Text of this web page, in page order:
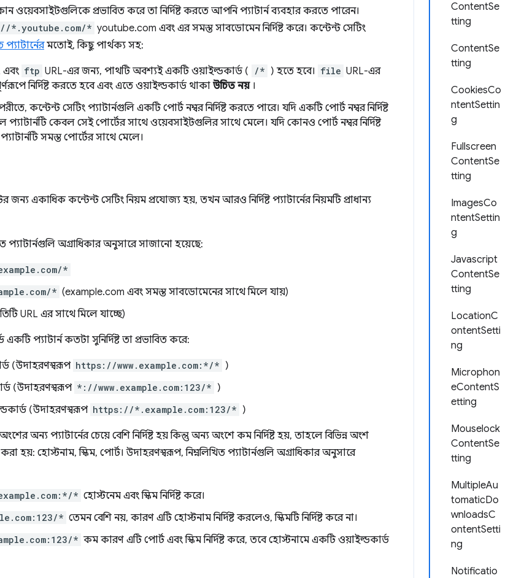
ContentSe
tting
ContentSe
tting
CookiesCo
ntentSettin
g
Fullscreen
ContentSe
tting
ImagesCo
ntentSettin
g
Javascript
ContentSe
tting
LocationC
ontentSetti
ng
Microphon
eContentS
etting
Mouselock
ContentSe
tting
MultipleAu
tomaticDo
wnloadsC
ontentSetti
ng
Notificatio
ওয়েবসাইটগুলিকে প্রভাবিত করে তা নির্দিষ্ট করতে আপনি প্যাটার্ন ব্যবহার করতে পারেন।
*.youtube.com/* youtube.com এবং এর সমস্ত সাবডোমেন নির্দিষ্ট করে। কন্টেন্ট সেটিং
প্যাটার্নেরমতোই, কিছু পার্থক্য সহ:
এবং ftp URL-এর জন্য, পাথটি অবশ্যই একটি ওয়াইল্ডকার্ড ( /* ) হতে হবে। file URL-এর
নির্দিষ্ট করতে হবে এবং এতে ওয়াইল্ডকার্ড থাকা উচিত নয়।
কন্টেন্ট সেটিং প্যাটার্নগুলি একটি পোর্ট নম্বর নির্দিষ্ট করতে পারে। যদি একটি পোর্ট নম্বর নির্দিষ্ট
কেবল সেই পোর্টের সাথে ওয়েবসাইটগুলির সাথে মেলে। যদি কোনও পোর্ট নম্বর নির্দিষ্ট
সমস্ত পোর্টের সাথে মেলে।
জন্য একাধিক কন্টেন্ট সেটিং নিয়ম প্রযোজ্য হয়, তখন আরও নির্দিষ্ট প্যাটার্নের নিয়মটি প্রাধান্য
প্যাটার্নগুলি অগ্রাধিকার অনুসারে সাজানো হয়েছে:
*
* (example.com এবং সমস্ত সাবডোমেনের সাথে মিলে যায়)
URL এর সাথে মিলে যাচ্ছে)
প্যাটার্ন কতটা সুনির্দিষ্ট তা প্রভাবিত করে:
(উদাহরণস্বরূপ https://www.example.com:*/* )
(উদাহরণস্বরূপ *://www.example.com:123/* )
(উদাহরণস্বরূপ https://*.example.com:123/* )
অন্য প্যাটার্নের চেয়ে বেশি নির্দিষ্ট হয় কিন্তু অন্য অংশে কম নির্দিষ্ট হয়, তাহলে বিভিন্ন অংশ
করা হয়: হোস্টনাম, স্কিম, পোর্ট। উদাহরণস্বরূপ, নিম্নলিখিত প্যাটার্নগুলি অগ্রাধিকার অনুসারে
* হোস্টনেম এবং স্কিম নির্দিষ্ট করে।
* তেমন বেশি নয়, কারণ এটি হোস্টনাম নির্দিষ্ট করলেও, স্কিমটি নির্দিষ্ট করে না।
* কম কারণ এটি পোর্ট এবং স্কিম নির্দিষ্ট করে, তবে হোস্টনামে একটি ওয়াইল্ডকার্ড